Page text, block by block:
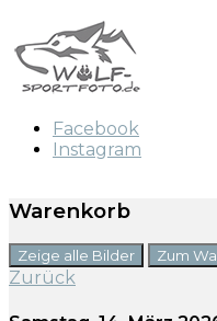
Facebook
Instagram
Warenkorb
Zeige alle Bilder Zum
Zurück